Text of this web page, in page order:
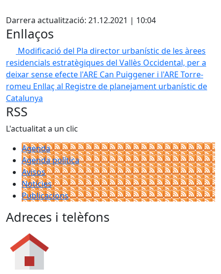
Darrera actualització: 21.12.2021 | 10:04
Enllaços
Modificació del Pla director urbanístic de les àrees
residencials estratègiques del Vallès Occidental, per a
deixar sense efecte l'ARE Can Puiggener i l'ARE Torre-
romeu Enllaç al Registre de planejament urbanístic de
Catalunya
RSS
L'actualitat a un clic
Agenda
Agenda política
Avisos
Notícies
Publicacions
Adreces i telèfons